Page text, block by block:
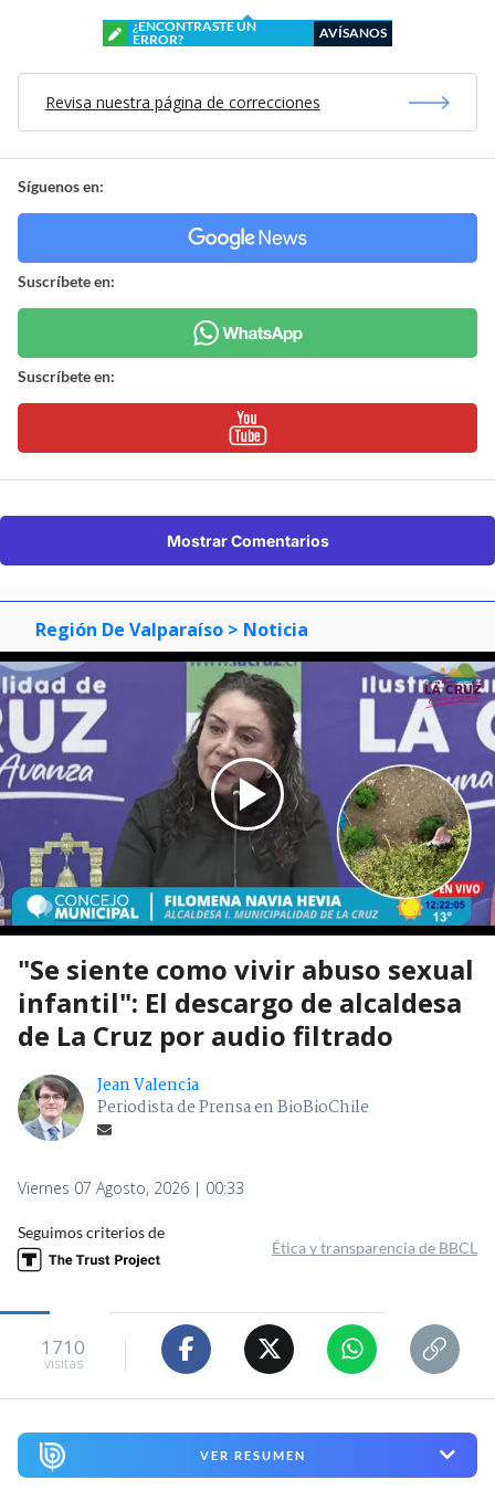
¿ENCONTRASTE UN
ERROR?
AVÍSANOS
Revisa nuestra página de correcciones
Síguenos en:
Suscríbete en:
Suscríbete en:
Mostrar Comentarios
Región De Valparaíso > Noticia
"Se siente como vivir abuso sexual
infantil": El descargo de alcaldesa
de La Cruz por audio filtrado
Jean Valencia
Periodista de Prensa en BioBioChile
Viernes 07 Agosto, 2026 | 00:33
Seguimos criterios de
Ética y transparencia de BBCL
1710
visitas
VER RESUMEN